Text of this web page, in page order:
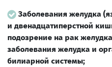
Заболевания желудка
и двенадцатиперстной
подозрение на рак
заболевания желудка и
билиарной системы;